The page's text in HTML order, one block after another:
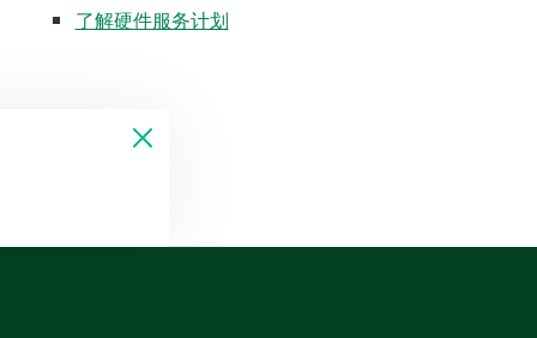
了解硬件服务计划